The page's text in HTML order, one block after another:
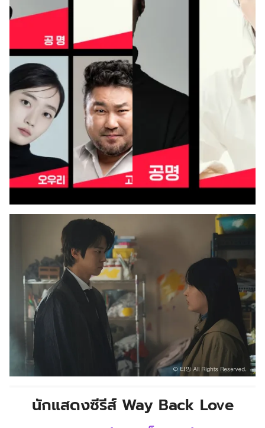
นักแสดงซีรีส์ Way Back Love